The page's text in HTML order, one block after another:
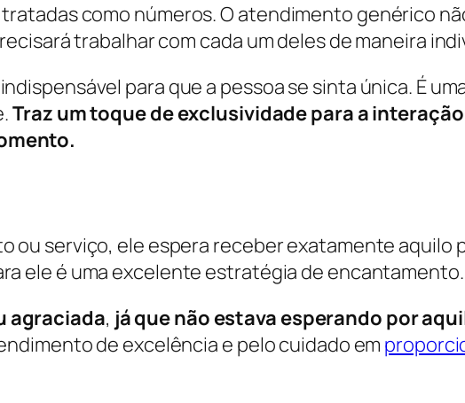
como números. O atendimento genérico
trabalhar com cada um deles de maneira
para que a pessoa se sinta única. É
Traz um toque de exclusividade para a
ou serviço, ele espera receber exatamente aquilo
ele é uma excelente estratégia de encantamento.
agraciada, já que não estava esperando por
de excelência e pelo cuidado em